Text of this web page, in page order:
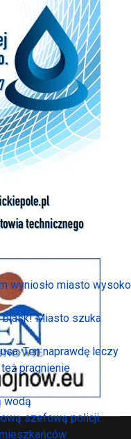
wyniosło miasto wysoko
blask! Miasto szuka
Ten naprawdę leczy
pragnienie
wodą
szefową policji.